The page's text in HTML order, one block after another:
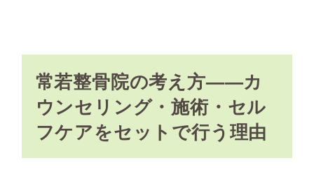
常若整骨院の考え方——カ
ウンセリング・施術・セル
フケアをセットで行う理由